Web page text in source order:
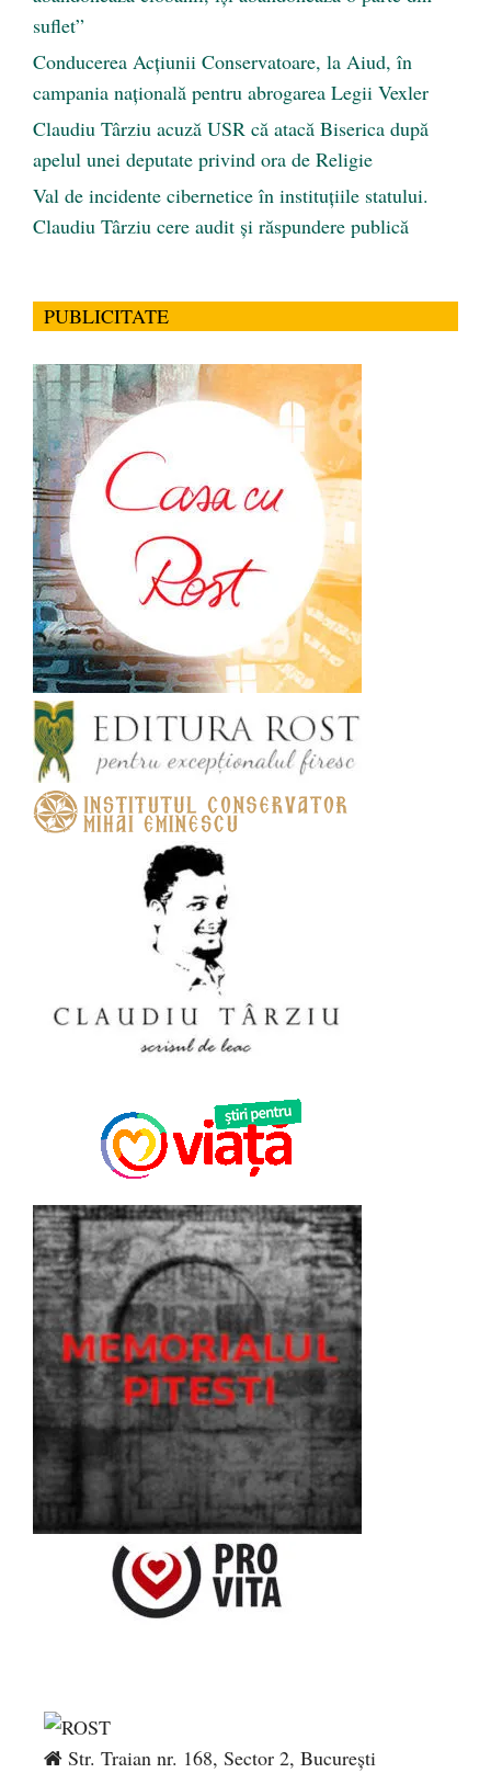
suflet”
Conducerea Acțiunii Conservatoare, la Aiud, în
campania națională pentru abrogarea Legii Vexler
Claudiu Târziu acuză USR că atacă Biserica după
apelul unei deputate privind ora de Religie
Val de incidente cibernetice în instituțiile statului.
Claudiu Târziu cere audit și răspundere publică
PUBLICITATE
Str. Traian nr. 168, Sector 2, București